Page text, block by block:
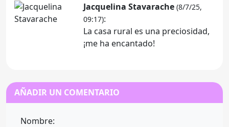
Jacquelina Stavarache (8/7/25,
09:17):
La casa rural es una preciosidad,
¡me ha encantado!
AÑADIR UN COMENTARIO
Nombre: